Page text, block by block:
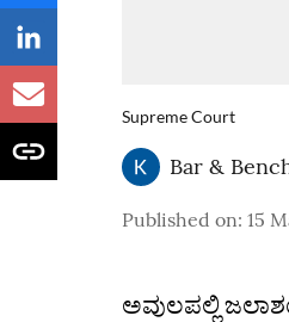
Supreme Court
Bar &
Published on: 15
ಅವುಲಪಲ್ಲಿ